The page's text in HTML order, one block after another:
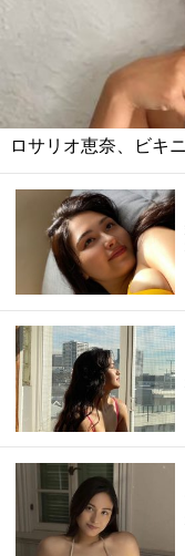
ロサリオ恵奈、ビキ